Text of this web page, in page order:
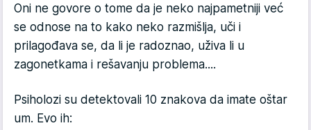
Oni ne govore o tome da je neko najpametniji već
se odnose na to kako neko razmišlja, uči i
prilagođava se, da li je radoznao, uživa li u
zagonetkama i rešavanju problema....
Psiholozi su detektovali 10 znakova da imate oštar
um. Evo ih: